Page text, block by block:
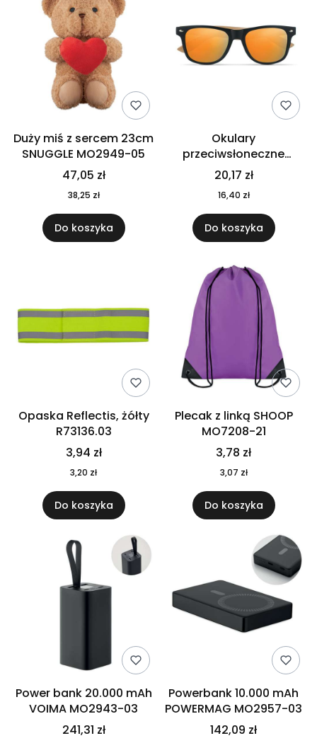
Duży miś z sercem 23cm
SNUGGLE MO2949-05
47,05 zł
38,25 zł
Do koszyka
Okulary
przeciwsłoneczne
CALIFORNIA TOUCH
MO9617-10
20,17 zł
16,40 zł
Do koszyka
Opaska Reflectis, żółty
R73136.03
3,94 zł
3,20 zł
Do koszyka
Plecak z linką SHOOP
MO7208-21
3,78 zł
3,07 zł
Do koszyka
Power bank 20.000 mAh
VOIMA MO2943-03
241,31 zł
Powerbank 10.000 mAh
POWERMAG MO2957-03
142,09 zł